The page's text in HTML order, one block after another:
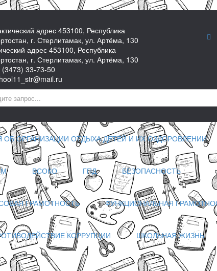
адрес 453100, Республика
г. Стерлитамак, ул. Артёма, 130
адрес 453100, Республика
г. Стерлитамак, ул. Артёма, 130
(3473) 33-73-50
ОБ ОРГАНИЗАЦИИ ОТДЫХА ДЕТЕЙ И ИХ ОЗДОРОВЛЕНИИ
ВСОКО ГПД БЕЗОПАСНОСТЬ
ГРАМОТНОСТЬ ФУНКЦИОНАЛЬНАЯ
КОРРУПЦИИ ШКОЛЬНАЯ ЖИЗНЬ